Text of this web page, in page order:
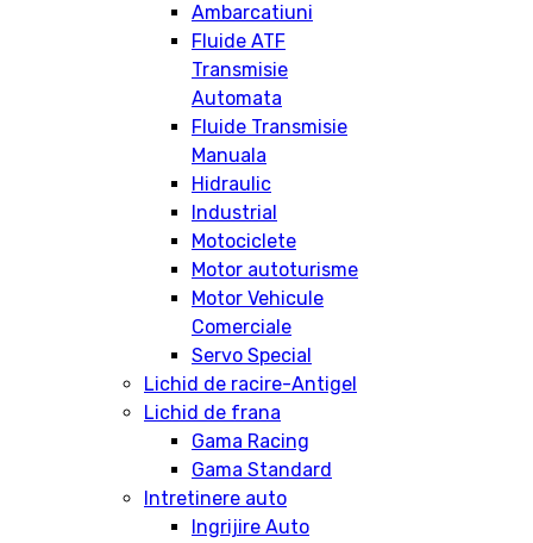
Ambarcatiuni
Fluide ATF
Transmisie
Automata
Fluide Transmisie
Manuala
Hidraulic
Industrial
Motociclete
Motor autoturisme
Motor Vehicule
Comerciale
Servo Special
Lichid de racire-Antigel
Lichid de frana
Gama Racing
Gama Standard
Intretinere auto
Ingrijire Auto